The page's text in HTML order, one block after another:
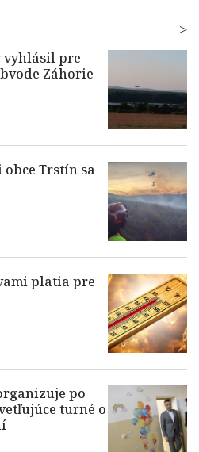
vyhlásil pre
Záhorie
Trstín sa
platia pre
po
turné o